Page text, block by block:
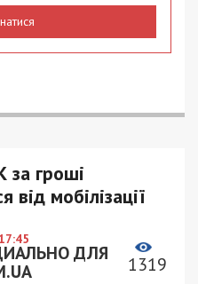
за гроші
мобілізації
ДЛЯ
1319